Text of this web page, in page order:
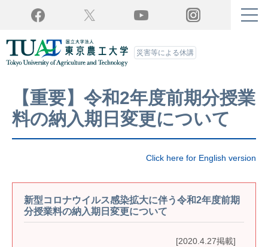
Facebook YouTube Instagram
災害等による休講
【重要】令和2年度前期分授業
料の納入期日変更について
Click here for English version
新型コロナウイルス感染拡大に伴う令和2年度前期
分授業料の納入期日変更について
[2020.4.27掲載]